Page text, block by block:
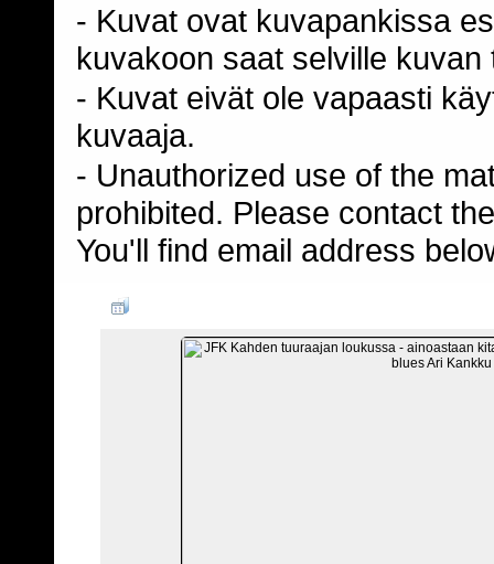
- Kuvat ovat kuvapankissa
kuvakoon saat selville
- Kuvat eivät ole vapaasti
kuvaaja.
- Unauthorized use of the
prohibited. Please contact
You'll find email address